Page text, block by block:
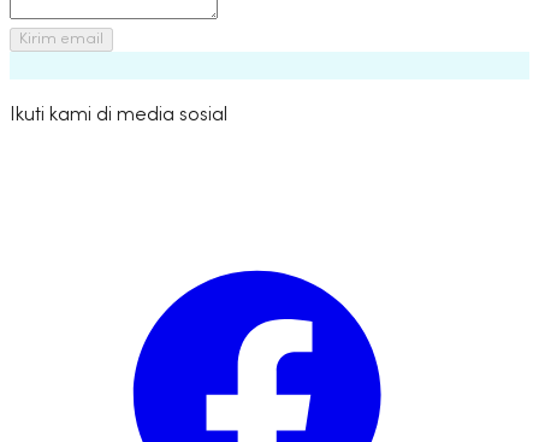
Kirim email
Ikuti kami di media sosial